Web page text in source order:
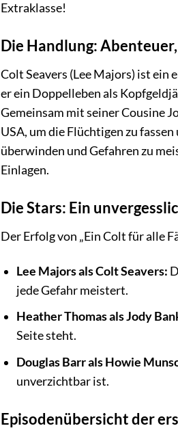
Extraklasse!
Die Handlung:
Colt Seavers (Lee Majors) ist
er ein Doppelleben als
Gemeinsam mit seiner Cousine
USA, um die Flüchtigen zu
überwinden und Gefahren zu
Einlagen.
Die Stars: Ein
Der Erfolg von „Ein Colt für alle
Lee Majors als Colt Seavers:
jede Gefahr meistert.
Heather Thomas als Jody
Seite steht.
Douglas Barr als Howie
unverzichtbar ist.
Episodenübersicht der